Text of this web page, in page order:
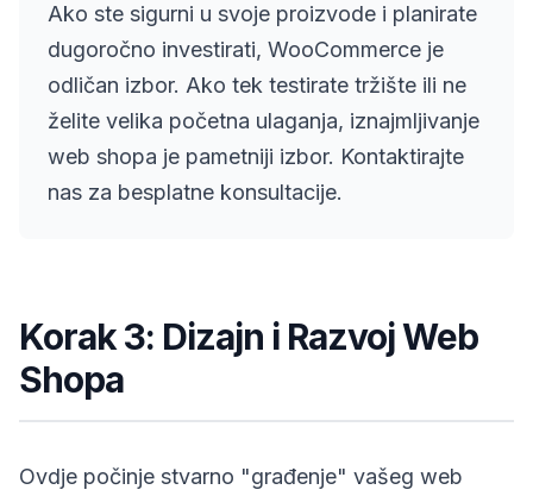
Ako ste sigurni u svoje proizvode i planirate
dugoročno investirati, WooCommerce je
odličan izbor. Ako tek testirate tržište ili ne
želite velika početna ulaganja, iznajmljivanje
web shopa je pametniji izbor. Kontaktirajte
nas za besplatne konsultacije.
Korak 3: Dizajn i Razvoj Web
Shopa
Ovdje počinje stvarno "građenje" vašeg web